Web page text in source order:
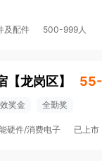
及配件 500-999人
【龙岗区】
奖金 全勤奖
硬件/消费电子 已上市